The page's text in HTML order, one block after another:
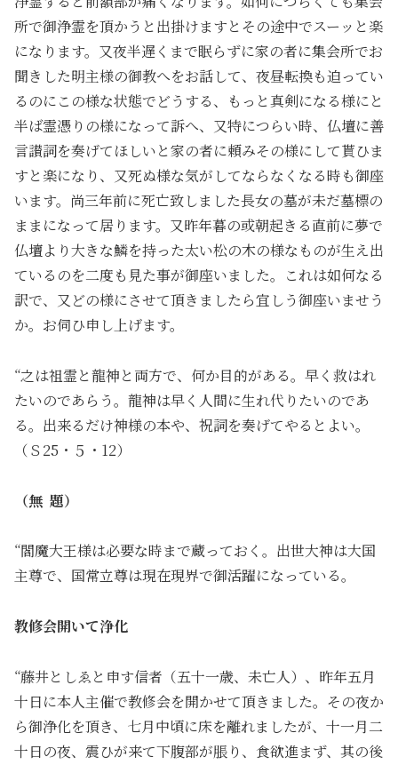
所で御浄霊を頂かうと出掛けますとその途中でスーッと楽
になります。又夜半遅くまで眠らずに家の者に集会所でお
聞きした明主様の御教へをお話して、夜昼転換も迫ってい
るのにこの様な状態でどうする、もっと真剣になる様にと
半ば霊憑りの様になって訴へ、又特につらい時、仏壇に善
言讃詞を奏げてほしいと家の者に頼みその様にして貰ひま
すと楽になり、又死ぬ様な気がしてならなくなる時も御座
います。尚三年前に死亡致しました長女の墓が未だ墓標の
ままになって居ります。又昨年暮の或朝起きる直前に夢で
仏壇より大きな鱗を持った太い松の木の様なものが生え出
ているのを二度も見た事が御座いました。これは如何なる
訳で、又どの様にさせて頂きましたら宜しう御座いませう
か。お伺ひ申し上げます。
“之は祖霊と龍神と両方で、何か目的がある。早く救はれ
たいのであらう。龍神は早く人間に生れ代りたいのであ
る。出来るだけ神様の本や、祝詞を奏げてやるとよい。
（Ｓ25・５・12）
（無 題）
“閻魔大王様は必要な時まで蔵っておく。出世大神は大国
主尊で、国常立尊は現在現界で御活躍になっている。
教修会開いて浄化
“藤井としゑと申す信者（五十一歳、未亡人）、昨年五月
十日に本人主催で教修会を開かせて頂きました。その夜か
ら御浄化を頂き、七月中頃に床を離れましたが、十一月二
十日の夜、震ひが来て下腹部が脹り、食欲進まず、其の後